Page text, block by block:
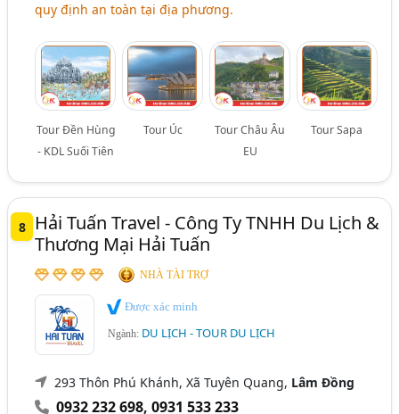
quy định an toàn tại địa phương.
Tour Đền Hùng
- KDL Suối Tiên
Tour Úc
Tour Châu Âu
EU
Tour Sapa
8
Hải Tuấn Travel - Công Ty TNHH Du Lịch &
Thương Mại Hải Tuấn
NHÀ TÀI TRỢ
Được xác minh
Ngành: DU LỊCH - TOUR DU LỊCH
293 Thôn Phú Khánh, Xã Tuyên Quang, Lâm Đồng
0932 232 698,0931 533 233